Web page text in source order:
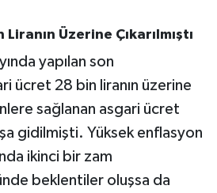
Üzerine Çıkarılmıştı
yapılan son
ücret 28 bin liranın üzerine
sağlanan asgari ücret
gidilmişti. Yüksek enflasyon
ikinci bir zam
beklentiler oluşsa da